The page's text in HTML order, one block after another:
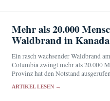
Mehr als 20.000
Waldbrand in Kanada
Ein rasch wachsender Waldbrand
Columbia zwingt mehr als 20.000
Provinz hat den Notstand
ARTIKEL LESEN →